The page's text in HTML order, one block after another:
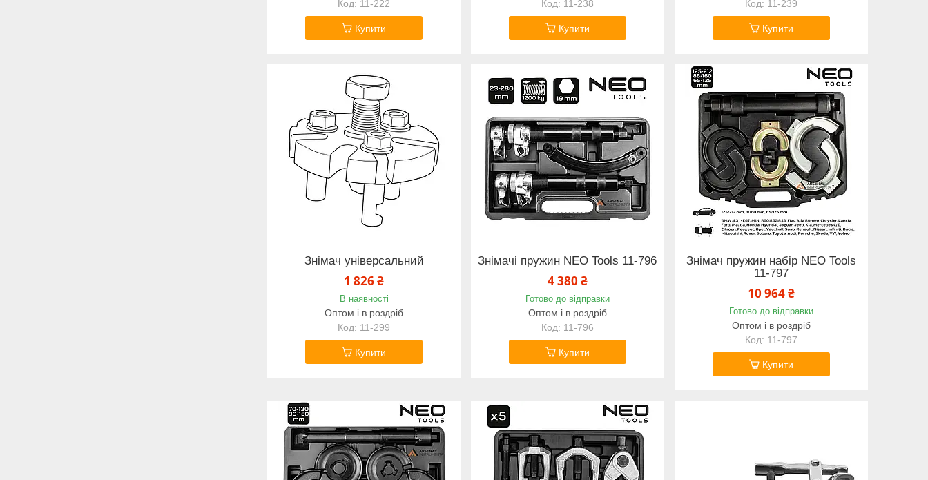
11-222
Купити
11-238
Купити
11-239
Купити
Знімач універсальний
1 826 ₴
В наявності
Оптом і в роздріб
11-299
Купити
Знімачі пружин NEO Tools 11-796
4 380 ₴
Готово до відправки
Оптом і в роздріб
11-796
Купити
Знімач пружин набір NEO Tools
11-797
10 964 ₴
Готово до відправки
Оптом і в роздріб
11-797
Купити